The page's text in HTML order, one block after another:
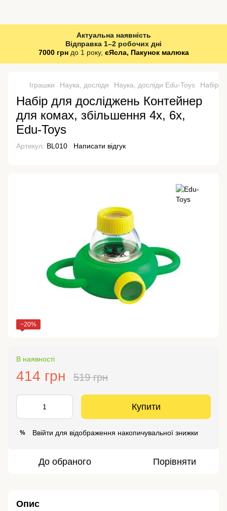
Актуальна наявність
Відправка 1–2 робочих дні
7000 грндо 1 року, єЯсла, Пакунок малюка
Іграшки Наука, досліди Наука, досліди Edu-Toys Набір
Набір для досліджень Контейнер
для комах, збільшення 4х, 6х,
Edu-Toys
Артикул: BL010 Написати відгук
−20%
В наявності
414 грн 519 грн
Купити
% Ввійти для відображення накопичувальної знижки
До обраного Порівняти
Опис